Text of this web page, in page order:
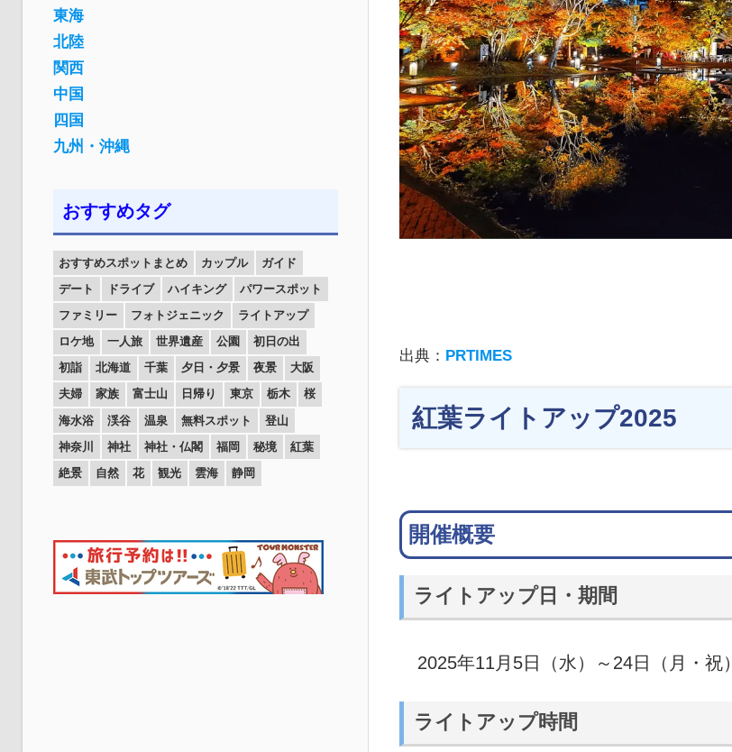
出典： PRTIMES
紅葉ライトアップ2025
開催概要
ライトアップ日・期間
2025年11月5日（水）～24日（月・祝）
ライトアップ時間
東海
北陸
関西
中国
四国
九州・沖縄
おすすめタグ
おすすめスポットまとめ カップル
ガイド
デート
ドライブ ハイキング
パワースポット
ファミリー
フォトジェニック
ライトアップ
ロケ地
一人旅 世界遺産 公園
初日の出
初詣
北海道 千葉 夕日・夕景 夜景
大阪
夫婦
家族 富士山 日帰り 東京 栃木
桜
海水浴
渓谷 温泉 無料スポット
登山
神奈川
神社 神社・仏閣 福岡 秘境
紅葉
絶景
自然 花 観光 雲海 静岡